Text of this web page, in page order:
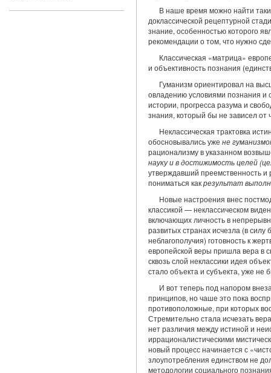
В наше время можно най­ти
доклассической рецептурной
знание, особенностью которого
рекомендации о том, что нужно
Классическая «матрица»
и объективность по­знания
Гуманизм ориентировал на
овладению условиями познания и
истории, прогресса разума и
знания, который бы не зависел от
Неклас­сическая трактовка
обосновывались уже не
ра­ционализму в указанном
науку и в достижимость целей
утверждавший преемственность
пониматься какрезультат
Новые настроения внес
классикой — неклас­сическом
включающих личность в
развитых странах исчезла (в силу
неблагополучия) готовность к
европейской веры пришла вера в
сквозь слой неклассики идея
стало объекта и субъ­екта, уже не
И вот теперь под напором
принципов, но чаше это пока
противоположные, при которых
Стремительно стала исчезать
нет различия между истиной и
иррационалистическими
новый процесс начинается с
злоупотребления единством не
методологии социального